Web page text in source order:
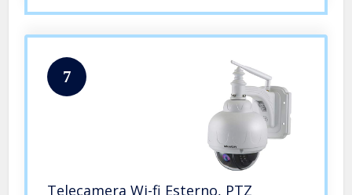
7
Telecamera Wi-fi Esterno, PTZ